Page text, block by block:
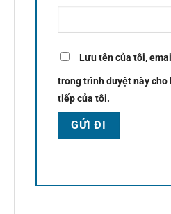
Lưu tên của tôi,
trong trình duyệt này cho
tiếp của tôi.